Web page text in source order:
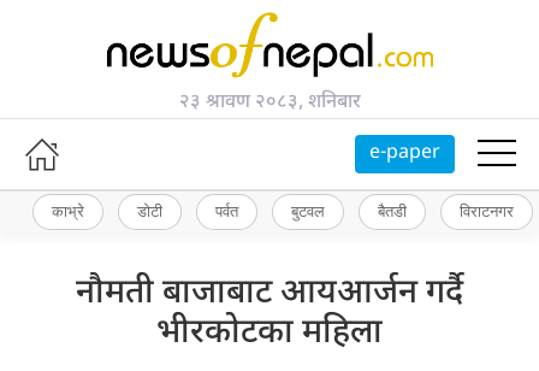
२३ श्रावण २०८३, शनिबार
e-paper
काभ्रे डोटी पर्वत बुटवल बैतडी विराटनगर
नौमती बाजाबाट आयआर्जन गर्दै
भीरकोटका महिला